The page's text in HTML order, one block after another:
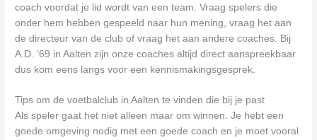
coach voordat je lid wordt van een team. Vraag spelers die
onder hem hebben gespeeld naar hun mening, vraag het aan
de directeur van de club of vraag het aan andere coaches. Bij
A.D. ’69 in Aalten zijn onze coaches altijd direct aanspreekbaar
dus kom eens langs voor een kennismakingsgesprek.
Tips om de voetbalclub in Aalten te vinden die bij je past
Als speler gaat het niet alleen maar om winnen. Je hebt een
goede omgeving nodig met een goede coach en je moet vooral